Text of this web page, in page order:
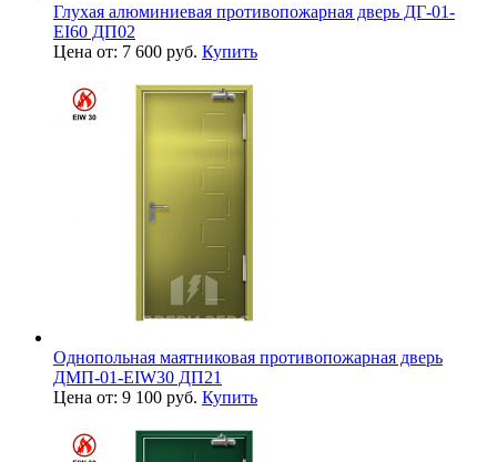
Глухая алюминиевая противопожарная дверь ДГ-01-
EI60 ДП02
Цена от: 7 600 руб. Купить
Однопольная маятниковая противопожарная дверь
ДМП-01-EIW30 ДП21
Цена от: 9 100 руб. Купить